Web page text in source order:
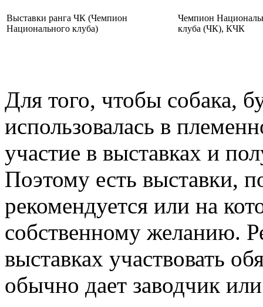
Выставки ранга ЧК (Чемпион
Национального клуба)
Чемпион
клуба (ЧК), КЧК
Для того, чтобы собака,
использовалась в
участие в выставках и
Поэтому есть выставки,
рекомендуется или на
собственному желанию.
выставках участвовать
обычно дает заводчик